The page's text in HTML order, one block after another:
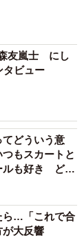
友嵐士 にし
タビュー
てどういう意
もスカートと
ルも好き どの
ら…「これで合
が大反響